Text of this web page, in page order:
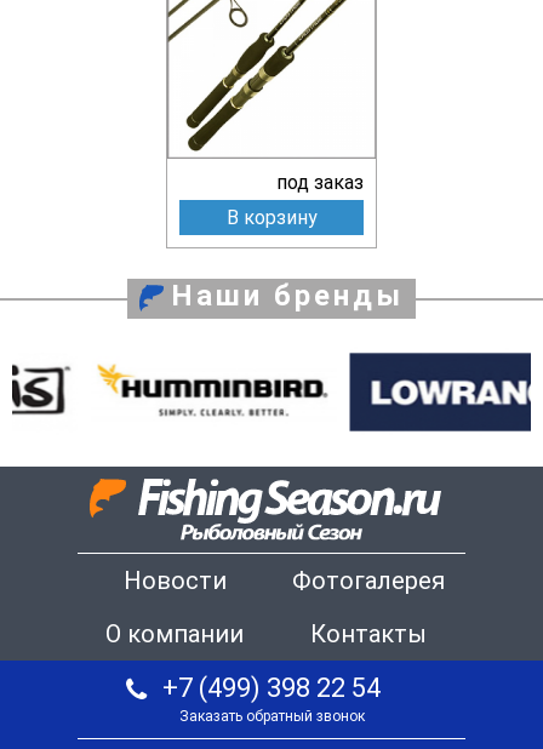
под заказ
В корзину
Наши бренды
Новости
Фотогалерея
О компании
Контакты
+7 (499) 398 22 54
Заказать обратный звонок